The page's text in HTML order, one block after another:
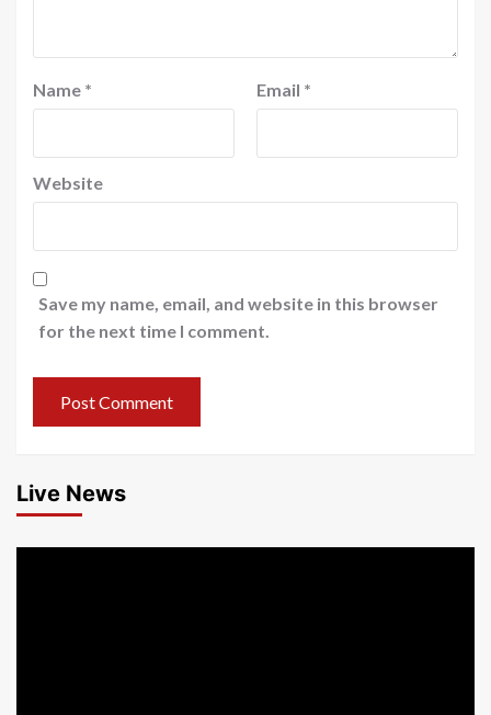
Name * Email *
Website
Save my name, email, and website in this browser
for the next time I comment.
Live News